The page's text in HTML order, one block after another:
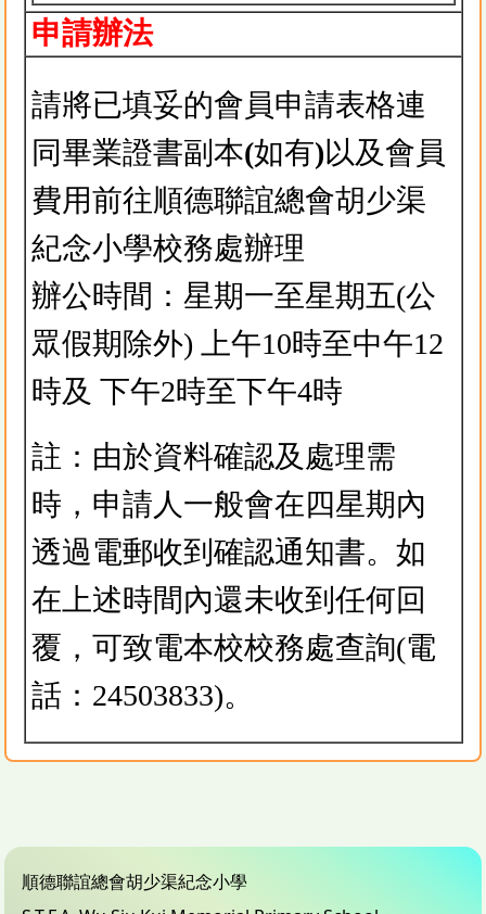
申請辦法
請將已填妥的會員申請表格連
同畢業證書副本(如有)以及會員
費用前往順德聯誼總會胡少渠
紀念小學校務處辦理
辦公時間：星期一至星期五(公
眾假期除外) 上午10時至中午12
時及 下午2時至下午4時
註：由於資料確認及處理需
時，申請人一般會在四星期內
透過電郵收到確認通知書。如
在上述時間內還未收到任何回
覆，可致電本校校務處查詢(電
話：24503833)。
順德聯誼總會胡少渠紀念小學